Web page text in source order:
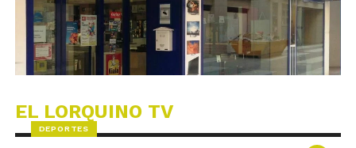
EL LORQUINO TV
DEPORTES